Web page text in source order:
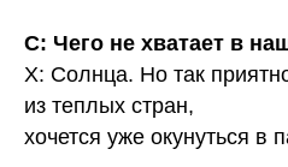
С: Чего не хватает в
Х: Солнца. Но так
из теплых стран,
хочется уже окунуться в